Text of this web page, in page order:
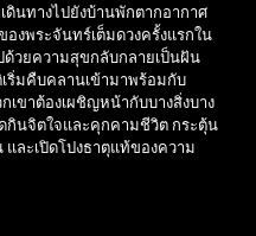
ดินทางไปยังบ้านพักตากอากาศ
งพระจันทร์เต็มดวงครั้งแรกใน
วยความสุขกลับกลายเป็นฝัน
ริ่มคืบคลานเข้ามาพร้อมกับ
ขาต้องเผชิญหน้ากับบางสิ่งบาง
กินจิตใจและคุกคามชีวิต กระตุ้น
ละเปิดโปงธาตุแท้ของความ